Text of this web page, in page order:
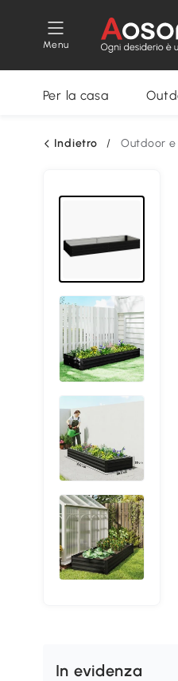
Menu
Per la casa
Indietro / Outdoor
In evidenza